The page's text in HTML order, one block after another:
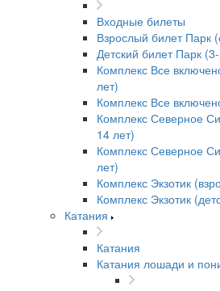
Входные билеты
Взрослый билет Парк
Детский билет Парк
Комплекс Все
лет)
Комплекс Все
Комплекс Северное
14 лет)
Комплекс Северное
лет)
Комплекс Экзотик
Комплекс Экзотик
Катания
Катания
Катания лошади и